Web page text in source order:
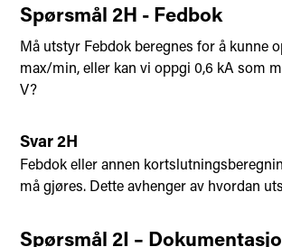
Spørsmål 2H - Fedbok
Må utstyr Febdok beregnes for å kunne
max/min, eller kan vi oppgi 0,6 kA som
V?
Svar 2H
Febdok eller annen
må gjøres. Dette avhenger av hvordan
Spørsmål 2I –